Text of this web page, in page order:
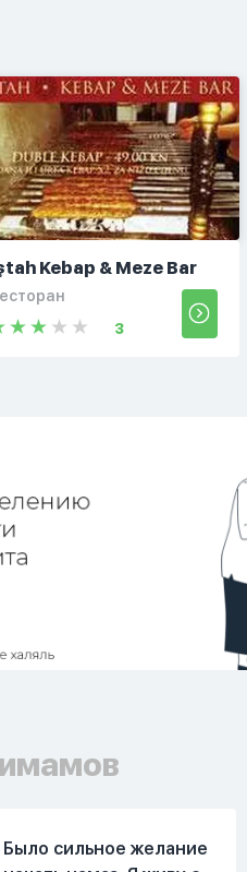
Kebap & Meze Bar
3
Было сильное желание